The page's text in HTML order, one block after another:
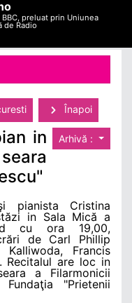
BBC, preluat prin Uniunea
de Radio
Înapoi
Arhivă :
in
pianista Cristina
in Sala Mică a
cu ora 19,00,
de Carl Phillip
Kalliwoda, Francis
Recitalul are loc in
a Filarmonicii
"Prietenii